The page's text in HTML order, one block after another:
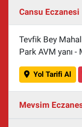
Cansu Eczanesi
Tevfik Bey
Park AVM yanı -
Yol Tarifi Al
Mevsim